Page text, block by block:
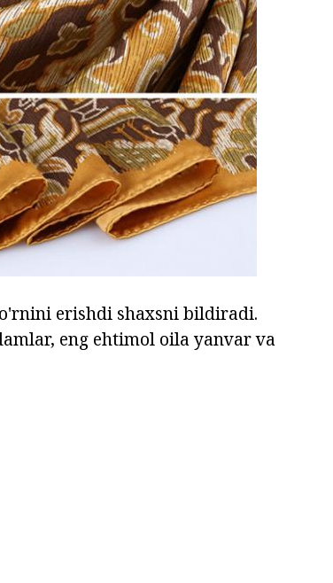
erishdi shaxsni bildiradi.
eng ehtimol oila yanvar va